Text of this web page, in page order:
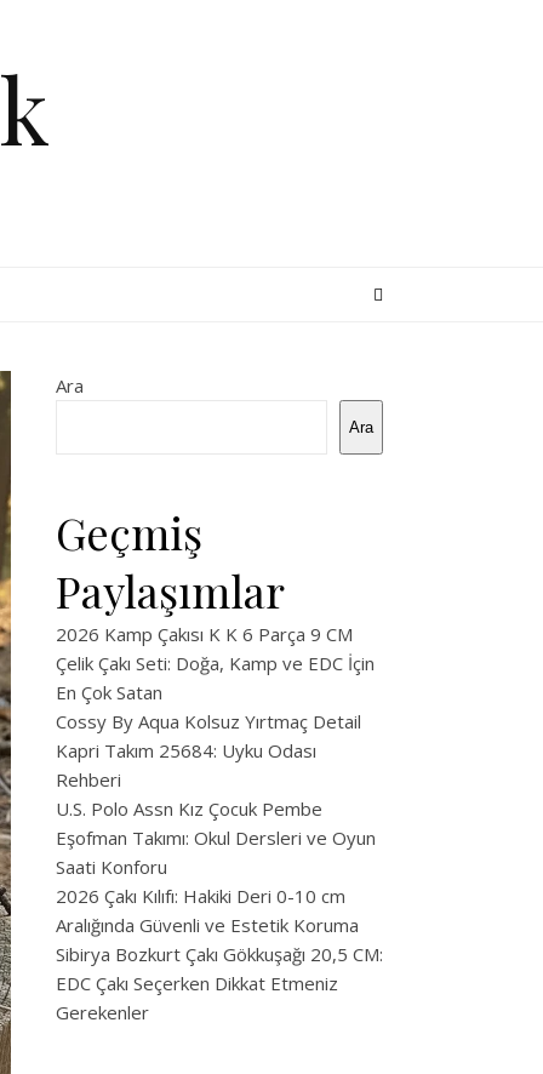
Ara
Ara
Geçmiş
Paylaşımlar
2026 Kamp Çakısı K K 6 Parça 9 CM
Çelik Çakı Seti: Doğa, Kamp ve EDC İçin
En Çok Satan
Cossy By Aqua Kolsuz Yırtmaç Detail
Kapri Takım 25684: Uyku Odası
Rehberi
U.S. Polo Assn Kız Çocuk Pembe
Eşofman Takımı: Okul Dersleri ve Oyun
Saati Konforu
2026 Çakı Kılıfı: Hakiki Deri 0-10 cm
Aralığında Güvenli ve Estetik Koruma
Sibirya Bozkurt Çakı Gökkuşağı 20,5 CM:
EDC Çakı Seçerken Dikkat Etmeniz
Gerekenler